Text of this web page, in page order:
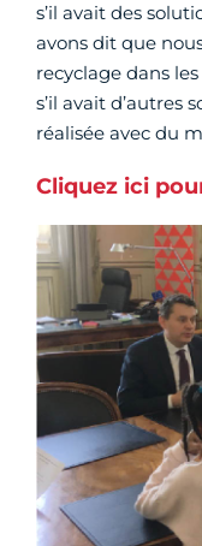
s’il avait des
avons dit que
recyclage dans
s’il avait d’autres
réalisée avec du
Cliquez ici